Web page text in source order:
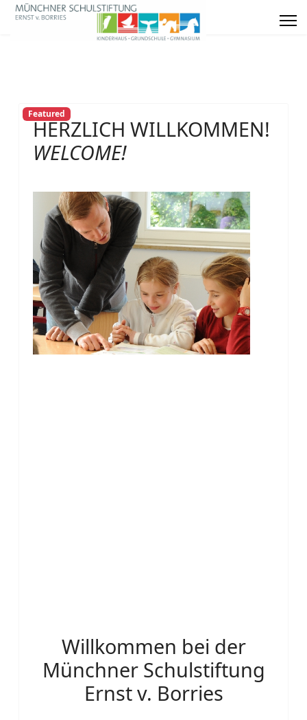
Featured
HERZLICH WILLKOMMEN!
WELCOME!
Willkommen bei der
Münchner Schulstiftung
Ernst v. Borries